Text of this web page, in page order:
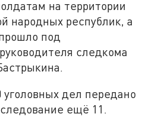
на территории
народных республик, а
под
следкома
дел передано
ещё 11.